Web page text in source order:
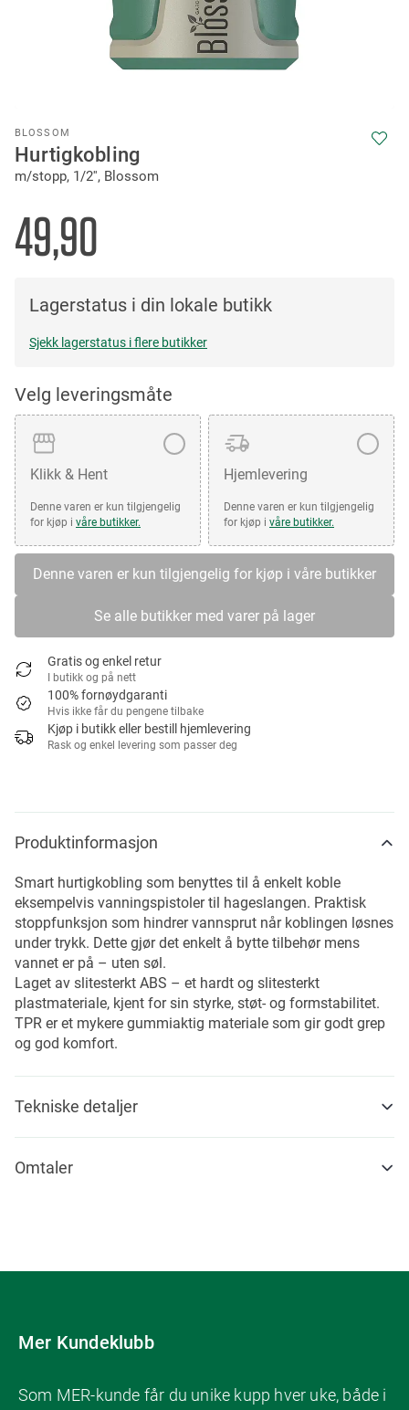
BLOSSOM
Hurtigkobling
m/stopp, 1/2'', Blossom
49,90
Lagerstatus i din lokale butikk
Sjekk lagerstatus i flere butikker
Velg leveringsmåte
Klikk & Hent
Denne varen er kun tilgjengelig
for kjøp i våre butikker.
Hjemlevering
Denne varen er kun tilgjengelig
for kjøp i våre butikker.
Denne varen er kun tilgjengelig for kjøp i våre butikker
Se alle butikker med varer på lager
Gratis og enkel retur
I butikk og på nett
100% fornøydgaranti
Hvis ikke får du pengene tilbake
Kjøp i butikk eller bestill hjemlevering
Rask og enkel levering som passer deg
to
the
beginning
the
images
gallery
Produktinformasjon
Smart hurtigkobling som benyttes til å enkelt koble
eksempelvis vanningspistoler til hageslangen. Praktisk
stoppfunksjon som hindrer vannsprut når koblingen løsnes
under trykk. Dette gjør det enkelt å bytte tilbehør mens
vannet er på – uten søl.
Laget av slitesterkt ABS – et hardt og slitesterkt
plastmateriale, kjent for sin styrke, støt- og formstabilitet.
TPR er et mykere gummiaktig materiale som gir godt grep
og god komfort.
Tekniske detaljer
Omtaler
Mer Kundeklubb
Som MER-kunde får du unike kupp hver uke, både i